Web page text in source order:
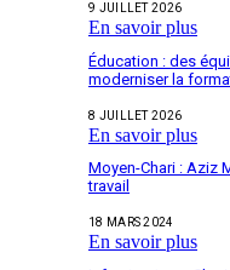
9 JUILLET 2026
En savoir plus
Éducation : des
moderniser la
8 JUILLET 2026
En savoir plus
Moyen-Chari : Aziz
travail
18 MARS 2024
En savoir plus